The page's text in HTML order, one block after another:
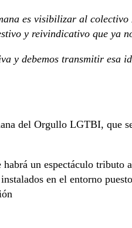
es visibilizar al colectivo
y reivindicativo que ya
y debemos transmitir esa
del Orgullo LGTBI, que
un espectáculo tributo
en el entorno